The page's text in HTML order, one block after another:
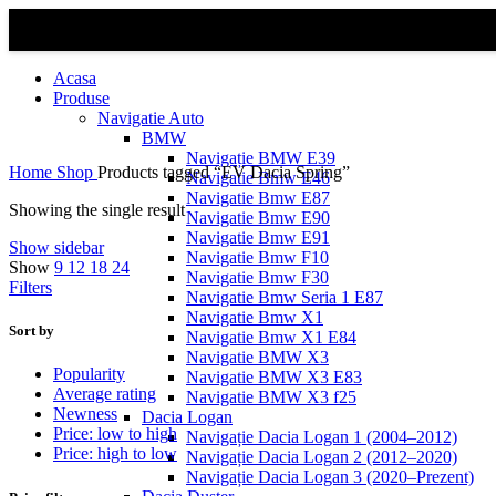
Acasa
Produse
Navigatie Auto
BMW
Navigație BMW E39
Navigatie Bmw E46
Navigatie Bmw E87
Navigatie Bmw E90
Navigatie Bmw E91
Navigatie Bmw F10
Navigatie Bmw F30
Navigatie Bmw Seria 1 E87
Navigatie Bmw X1
Navigatie Bmw X1 E84
Navigatie BMW X3
Navigatie BMW X3 E83
Navigatie BMW X3 f25
Dacia Logan
Navigație Dacia Logan 1 (2004–2012)
Navigație Dacia Logan 2 (2012–2020)
Navigație Dacia Logan 3 (2020–Prezent)
Home Shop Products tagged “EV Dacia Spring”
Showing the single result
Show sidebar
Show 9 12 18 24
Filters
Sort by
Popularity
Average rating
Newness
Price: low to high
Price: high to low